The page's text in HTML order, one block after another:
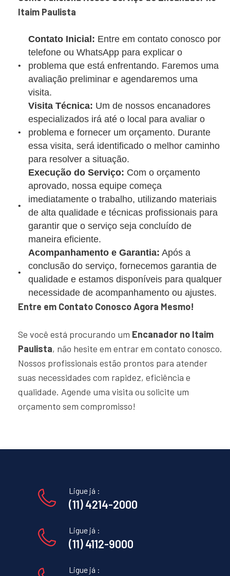
Itaim Paulista
Contato Inicial: Entre em contato conosco por
telefone ou WhatsApp para explicar o
problema que está enfrentando. Faremos uma
avaliação preliminar e agendaremos uma
visita.
Visita Técnica: Um de nossos encanadores
especializados irá até o local para avaliar o
problema e fornecer um orçamento. Durante
essa visita, será identificado o melhor caminho
para resolver a situação.
Execução do Serviço: Com o orçamento
aprovado, nossa equipe começa
imediatamente o trabalho, utilizando materiais
de alta qualidade e técnicas profissionais para
garantir que o serviço seja concluído de
maneira eficiente.
Acompanhamento e Garantia: Após a
conclusão do serviço, fornecemos garantia de
qualidade e estamos disponíveis para qualquer
necessidade de acompanhamento ou ajustes.
Entre em Contato Conosco Agora Mesmo!
Se você está procurando um Encanador no Itaim
Paulista, não hesite em entrar em contato conosco.
Nossos profissionais estão prontos para atender
suas necessidades com rapidez, eficiência e
qualidade. Agende uma visita ou solicite um
orçamento sem compromisso!
Ligue já :
(11) 4214-2000
Ligue já :
(11) 4112-9000
Ligue já :